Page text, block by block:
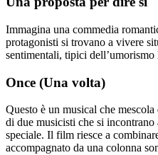
Immagina una commedia
protagonisti si trovano a vivere
sentimentali, tipici dell’umorismo
Once (Una volta)
Questo è un musical che
di due musicisti che si
speciale. Il film riesce a
accompagnato da una colonna